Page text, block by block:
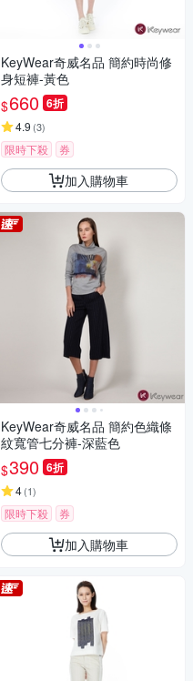
KeyWear奇威名品 簡約時尚修
身短褲-黃色
$660 6折
4.9 (3)
限時下殺 券
加入購物車
KeyWear奇威名品 簡約色織條
紋寬管七分褲-深藍色
$390 6折
4(1)
限時下殺 券
加入購物車